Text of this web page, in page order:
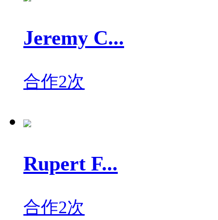
Jeremy C...
合作2次
Rupert F...
合作2次